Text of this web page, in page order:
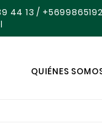
44 13 /
QUIÉNES